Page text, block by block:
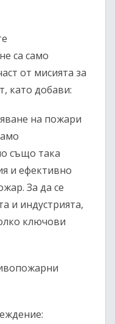
са само
от мисията за
като добави:
на пожари
също така
и ефективно
За да се
и индустрията,
ключови